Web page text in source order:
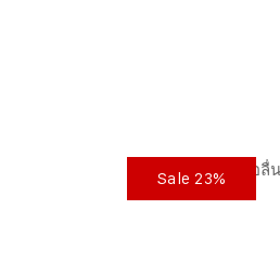
Sale 23%